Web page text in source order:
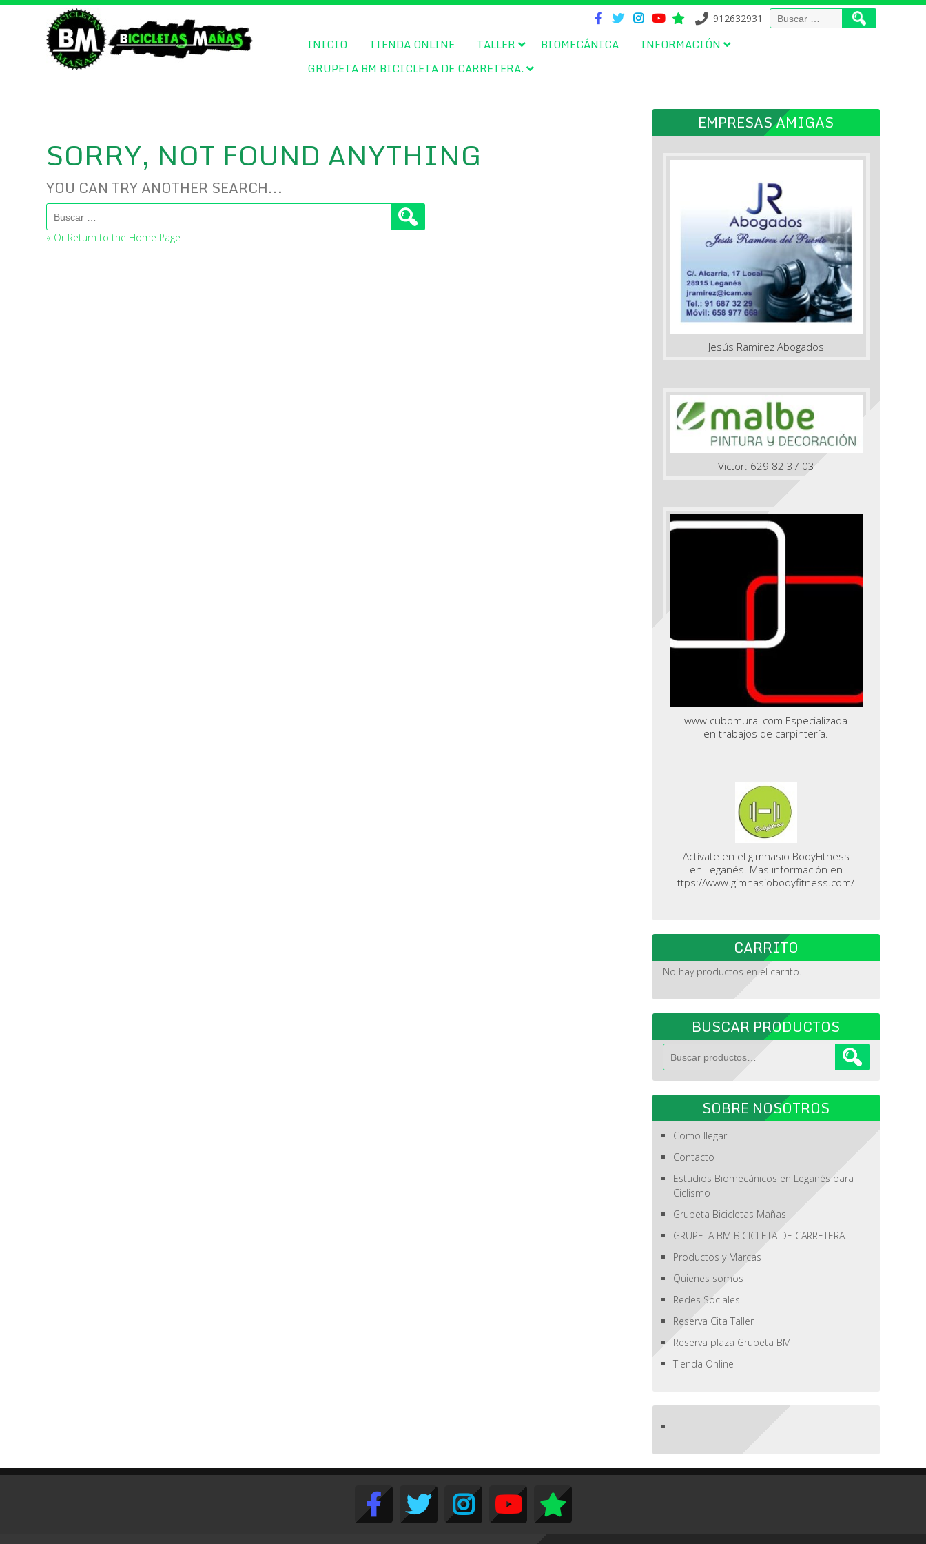
912632931 Buscar:
INICIO TIENDA ONLINE TALLER BIOMECÁNICA
INFORMACIÓN
GRUPETA BM BICICLETA DE CARRETERA.
SORRY, NOT FOUND ANYTHING
YOU CAN TRY ANOTHER SEARCH...
Buscar:
« Or Return to the Home Page
EMPRESAS AMIGAS
Jesús Ramirez Abogados
Victor: 629 82 37 03
www.cubomural.com Especializada
en trabajos de carpintería.
Actívate en el gimnasio BodyFitness
en Leganés. Mas información en
ttps://www.gimnasiobodyfitness.com/
CARRITO
No hay productos en el carrito.
BUSCAR PRODUCTOS
Buscar
por:
SOBRE NOSOTROS
Como llegar
Contacto
Estudios Biomecánicos en Leganés para
Ciclismo
Grupeta Bicicletas Mañas
GRUPETA BM BICICLETA DE CARRETERA.
Productos y Marcas
Quienes somos
Redes Sociales
Reserva Cita Taller
Reserva plaza Grupeta BM
Tienda Online